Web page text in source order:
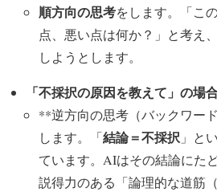
順方向の思考をします。「こ
点、悪い点は何か？」と考え
しようとします。
「不採択の原因を教えて」の場
**逆方向の思考（バックワー
します。「結論＝不採択 」と
ています。AIはその結論にた
説得力のある「論理的な道筋